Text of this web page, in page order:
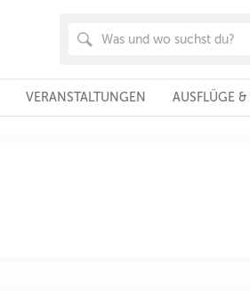
VERANSTALTUNGEN AUSFLÜGE &